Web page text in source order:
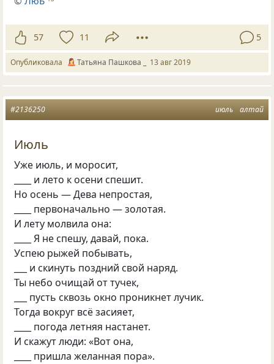
57 11 5
Опубликовала Татьяна Пашкова _ 13 авг 2019
июль алтай
#2136250
Июль
Уже июль, и моросит,
____ и лето к осени спешит.
Но осень — Дева непростая,
____ первоначально — золотая.
И лету молвила она:
____ Я не спешу, давай, пока.
Успею рыжей побывать,
___ и скинуть поздний свой наряд.
Ты небо очищай от тучек,
___ пусть сквозь окно проникнет лучик.
Тогда вокруг всё засияет,
____ погода летняя настанет.
И скажут люди: «Вот она,
____ пришла желанная пора».